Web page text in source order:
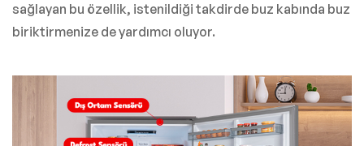
sağlayan bu özellik, istenildiği takdirde buz kabında buz
biriktirmenize de yardımcı oluyor.